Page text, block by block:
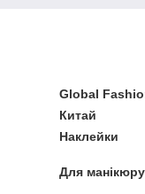
Global
Китай
Наклейки
Для манікюру